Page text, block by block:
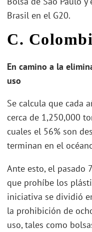
Brasil en el G20.
C.
En camino a la
uso
Se calcula que cada
cerca de 1,250,000
cuales el 56% son
terminan en el
Ante esto, el pasado
que prohíbe los
iniciativa se dividió
la prohibición de
uso, tales como